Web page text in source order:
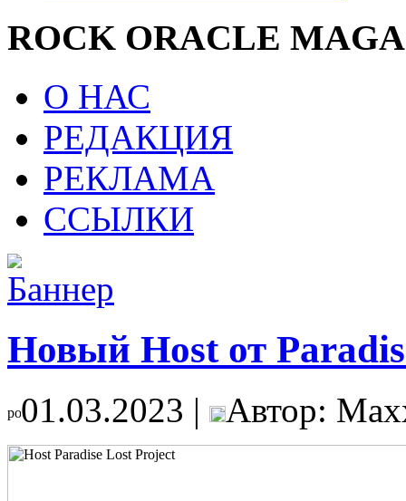
ROCK ORACLE
О НАС
РЕДАКЦИЯ
РЕКЛАМА
ССЫЛКИ
Новый Host от
01.03.2023 | Автор: